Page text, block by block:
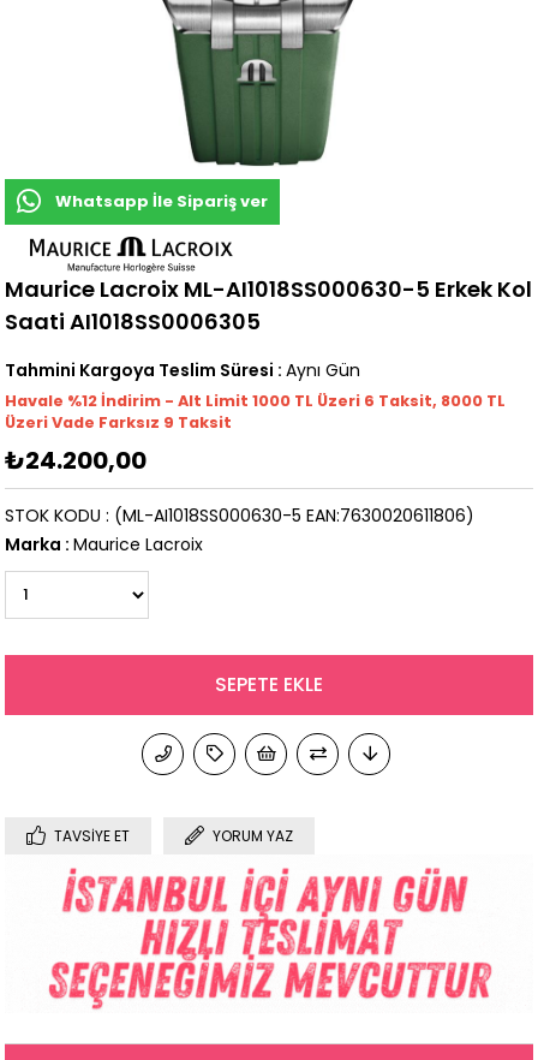
Whatsapp İle Sipariş ver
Maurice Lacroix ML-AI1018SS000630-5 Erkek Kol
Saati AI1018SS0006305
Tahmini Kargoya Teslim Süresi : Aynı Gün
Havale %12 İndirim - Alt Limit 1000 TL Üzeri 6 Taksit, 8000 TL
Üzeri Vade Farksız 9 Taksit
₺24.200,00
(ML-AI1018SS000630-5 EAN:7630020611806)
STOK KODU
Marka : Maurice Lacroix
TAVSIYE ET YORUM YAZ